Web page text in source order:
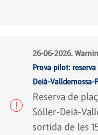
26-06-2026.
Prova pilot:
Deià-Valldemossa-
Reserva de
Sóller-Deià-
sortida de les